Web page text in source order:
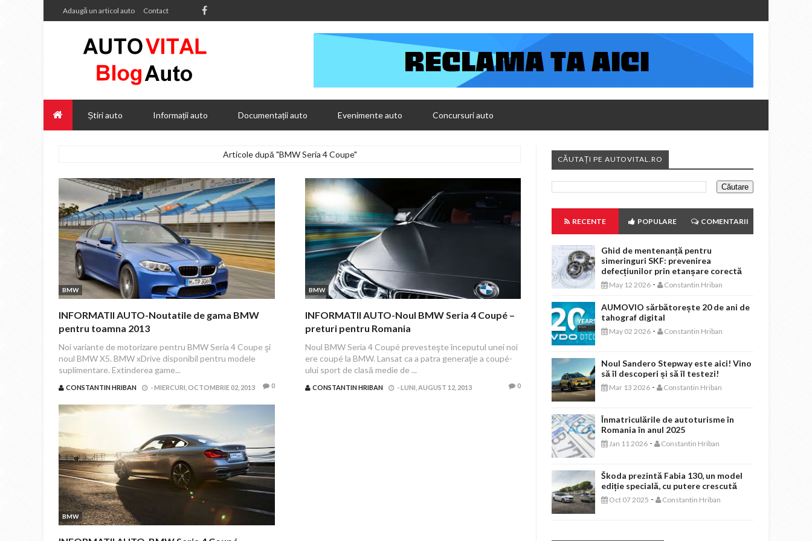
Adaugă un articol auto Contact
Știri auto Informații auto Documentații auto Evenimente auto Concursuri auto
Articole după "BMW Seria 4 Coupe"
BMW
INFORMATII AUTO-Noutatile de gama BMW
pentru toamna 2013
Noi variante de motorizare pentru BMW Seria 4 Coupe şi
noul BMW X5. BMW xDrive disponibil pentru modele
suplimentare. Extinderea game...
CONSTANTIN HRIBAN -MIERCURI, OCTOMBRIE 02, 2013 0
BMW
INFORMATII AUTO-Noul BMW Seria 4 Coupé –
preturi pentru Romania
Noul BMW Seria 4 Coupé prevesteşte începutul unei noi
ere coupé la BMW. Lansat ca a patra generaţie a coupé-
ului sport de clasă medie de ...
CONSTANTIN HRIBAN -LUNI, AUGUST 12, 2013 0
BMW
CĂUTAȚI PE AUTOVITAL.RO
RECENTE POPULARE COMENTARII
Ghid de mentenanță pentru
simeringuri SKF: prevenirea
defecțiunilor prin etanșare corectă
May 12 2026 - Constantin Hriban
AUMOVIO sărbătorește 20 de ani de
tahograf digital
May 02 2026 - Constantin Hriban
Noul Sandero Stepway este aici! Vino
să îl descoperi și să îl testezi!
Mar 13 2026 - Constantin Hriban
Înmatriculările de autoturisme în
Romania în anul 2025
Jan 11 2026 - Constantin Hriban
Škoda prezintă Fabia 130, un model
ediție specială, cu putere crescută
Oct 07 2025 - Constantin Hriban